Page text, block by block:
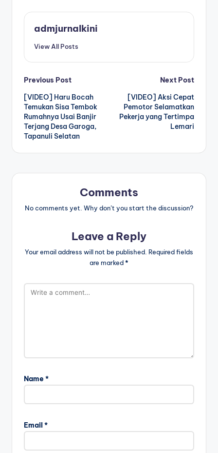
admjurnalkini
View All Posts
Post
navigation
Previous Post
[VIDEO] Haru Bocah
Temukan Sisa Tembok
Rumahnya Usai Banjir
Terjang Desa Garoga,
Tapanuli Selatan
Next Post
[VIDEO] Aksi Cepat
Pemotor Selamatkan
Pekerja yang Tertimpa
Lemari
Comments
No comments yet. Why don’t you start the discussion?
Leave a Reply
Your email address will not be published. Required fields
are marked*
Name *
Email *